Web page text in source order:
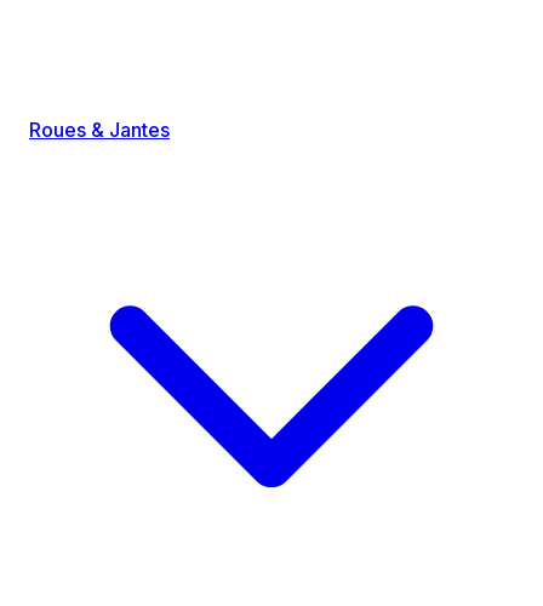
Roues & Jantes